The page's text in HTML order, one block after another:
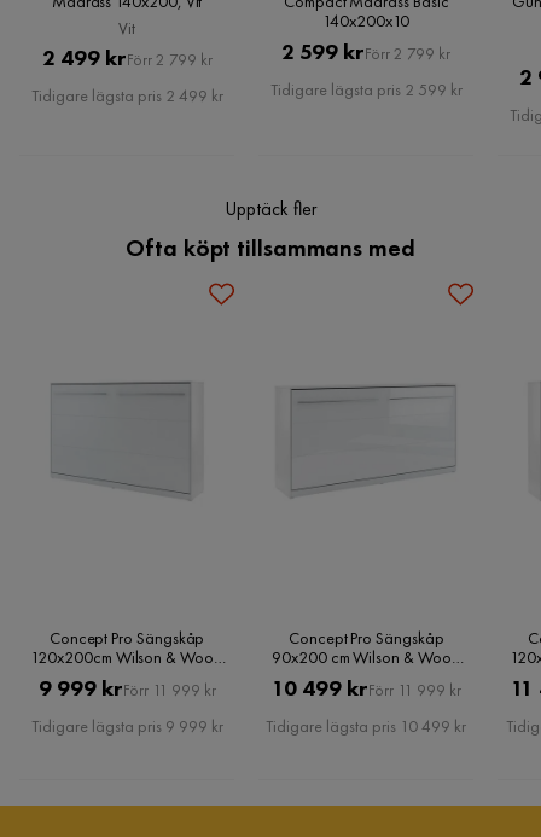
Vit
Pris
2 499 krOriginal
Pris
Förr 2 799 kr
Tidigare lägsta pris 2 499 kr
140x200x10
Pris
2 599 krOriginal
Pris
Förr 2 799 kr
Tidigare lägsta pris 2 599 kr 2
Upptäck fler
Ofta köpt tillsammans med
Concept Pro Sängskåp
120x200cm Wilson & Wood
Pris
9 999 krOriginal
Pris
Förr 11 999 kr
Tidigare lägsta pris 9 999 kr
Concept Pro Sängskåp
90x200 cm Wilson & Wood
Pris
10 499 krOriginal
Pris
Förr 11 999 kr
Tidigare lägsta pris 10 499 kr